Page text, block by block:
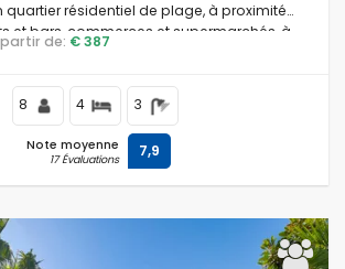
quartier résidentiel de plage, à proximité
et bars, commerces et supermarchés, à
El Arenal, Jávea et à 0,1 km de la mer
partir de: € 387
8 4 3
Note moyenne
17 Évaluations 7,9